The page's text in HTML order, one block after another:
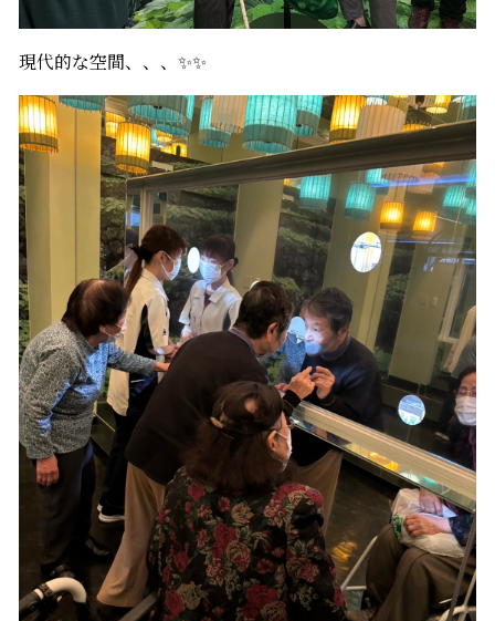
現代的な空間、、、✨✨